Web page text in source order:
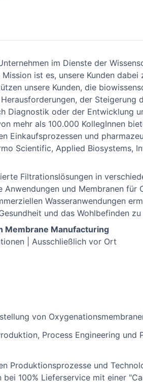
im Dienste der
ist es, unsere Kunden
unsere Kunden, die
der Steigerung
Diagnostik oder der Entwicklung
mehr als 100.000 KollegInnen
Einkaufsprozessen und
Scientific, Applied Biosystems,
Filtrationslösungen in
und Membranen für
Wasseranwendungen
und das Wohlbefinden zu
Membrane Manufacturing
| Ausschließlich vor Ort
von
Process Engineering und
Produktionsprozesse und
100% Lieferservice mit einer